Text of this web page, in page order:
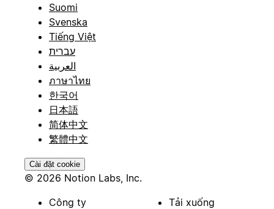
Suomi
Svenska
Tiếng Việt
עברית
العربية
ภาษาไทย
한국어
日本語
简体中文
繁體中文
Cài đặt cookie
© 2026 Notion Labs, Inc.
Công ty
Tải xuống